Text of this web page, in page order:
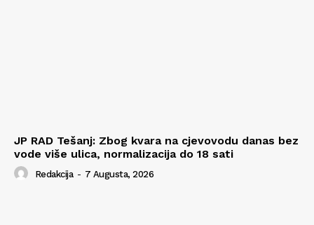
JP RAD Tešanj: Zbog kvara na cjevovodu danas bez
vode više ulica, normalizacija do 18 sati
Redakcija - 7 Augusta, 2026